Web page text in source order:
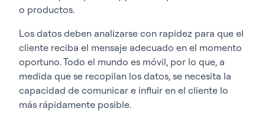
o productos.
Los datos deben analizarse con rapidez para que el
cliente reciba el mensaje adecuado en el momento
oportuno. Todo el mundo es móvil, por lo que, a
medida que se recopilan los datos, se necesita la
capacidad de comunicar e influir en el cliente lo
más rápidamente posible.